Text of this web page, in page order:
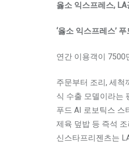
옳소 익스프레스,
‘옳소 익스프레스’
연간 이용객이 7500
주문부터 조리, 세척
식 수출 모델이라는
푸드 AI 로보틱스 스
제육 덮밥 등 즉석
신스타프리젠츠는